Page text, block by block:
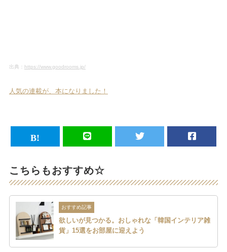
出典： https://www.goodrooms.jp/
人気の連載が、本になりました！
こちらもおすすめ☆
おすすめ記事
欲しいが見つかる。おしゃれな「韓国インテリア雑
貨」15選をお部屋に迎えよう